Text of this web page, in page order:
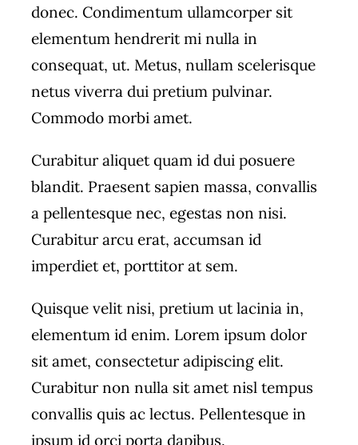
donec. Condimentum ullamcorper sit
elementum hendrerit mi nulla in
consequat, ut. Metus, nullam scelerisque
netus viverra dui pretium pulvinar.
Commodo morbi amet.
Curabitur aliquet quam id dui posuere
blandit. Praesent sapien massa, convallis
a pellentesque nec, egestas non nisi.
Curabitur arcu erat, accumsan id
imperdiet et, porttitor at sem.
Quisque velit nisi, pretium ut lacinia in,
elementum id enim. Lorem ipsum dolor
sit amet, consectetur adipiscing elit.
Curabitur non nulla sit amet nisl tempus
convallis quis ac lectus. Pellentesque in
ipsum id orci porta dapibus.